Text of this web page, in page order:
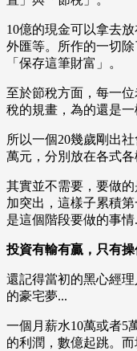
10億的現金可以拿去
外匯等。所作的一切
「保存這筆財富」。
至於節稅方面，每一
稅的規畫，為的還是一
所以一個20幾歲剛出
萬元，分別放在各式
其實並不需要，要做
加突出，這樣子累積
是這個階段要做的事情
投資有輸有贏，只有
還記得當初的黑心經
的豪宅夢...
一個月薪水10萬或者5
的利潤，數億起跳。